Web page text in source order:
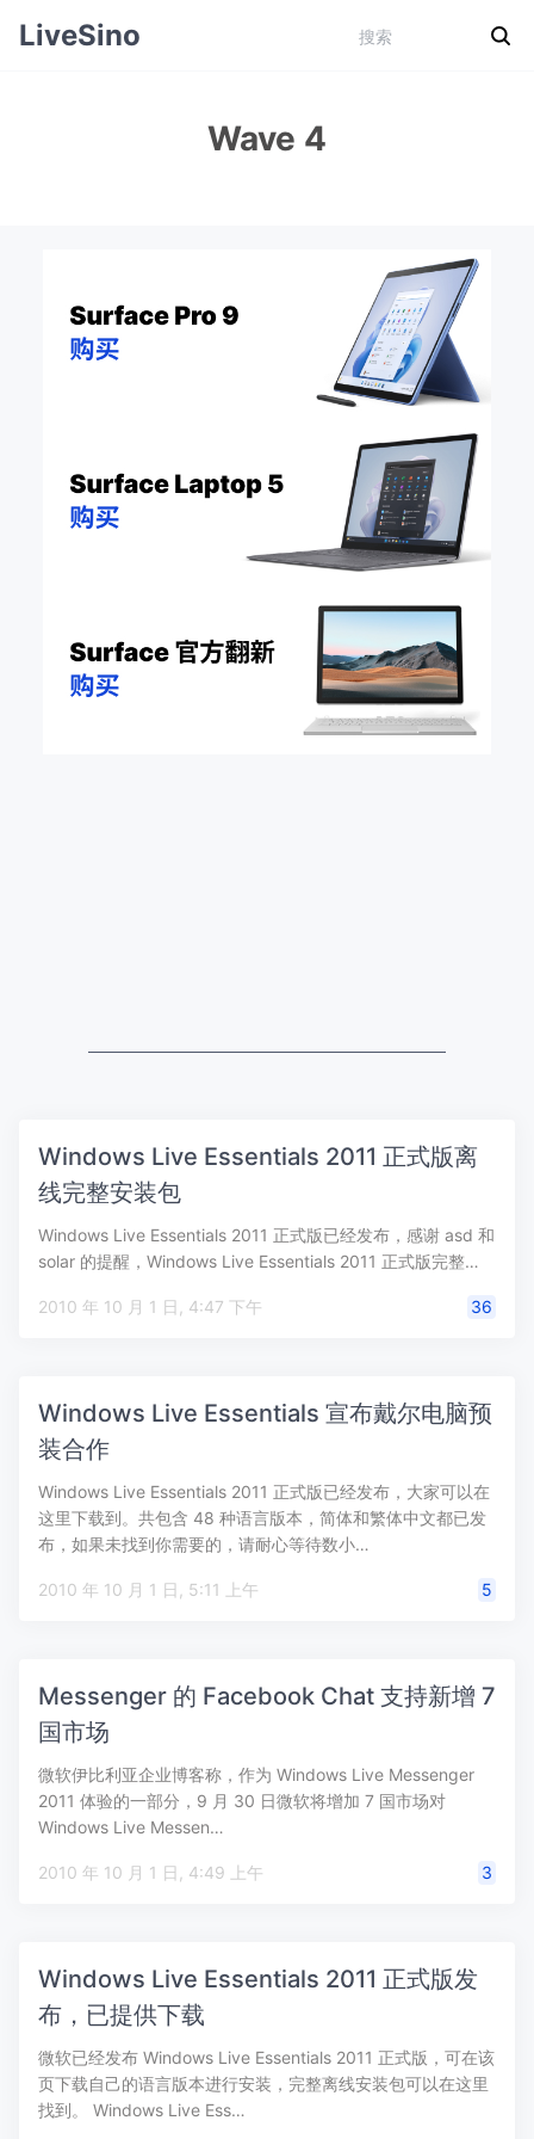
LiveSino
Wave 4
Windows Live Essentials 2011 正式版离
线完整安装包
Windows Live Essentials 2011 正式版已经发布，感谢 asd 和
solar 的提醒，Windows Live Essentials 2011 正式版完整…
2010 年 10 月 1 日, 4:47 下午 36
Windows Live Essentials 宣布戴尔电脑预
装合作
Windows Live Essentials 2011 正式版已经发布，大家可以在
这里下载到。共包含 48 种语言版本，简体和繁体中文都已发
布，如果未找到你需要的，请耐心等待数小…
2010 年 10 月 1 日, 5:11 上午 5
Messenger 的 Facebook Chat 支持新增 7
国市场
微软伊比利亚企业博客称，作为 Windows Live Messenger
2011 体验的一部分，9 月 30 日微软将增加 7 国市场对
Windows Live Messen…
2010 年 10 月 1 日, 4:49 上午 3
Windows Live Essentials 2011 正式版发
布，已提供下载
微软已经发布 Windows Live Essentials 2011 正式版，可在该
页下载自己的语言版本进行安装，完整离线安装包可以在这里
找到。 Windows Live Ess…